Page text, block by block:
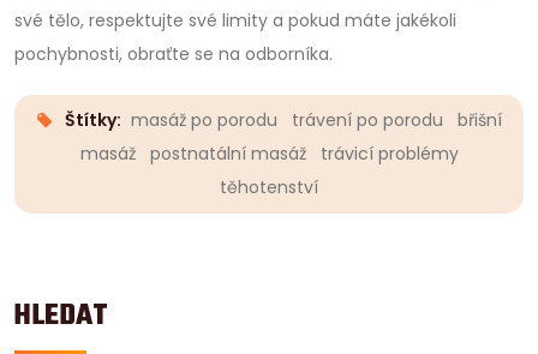
HLEDAT
své tělo, respektujte své limity a pokud máte jakékoli
pochybnosti, obraťte se na odborníka.
Štítky: masáž po porodu trávení po porodu
břišní
masáž
postnatální masáž
trávicí problémy
těhotenství